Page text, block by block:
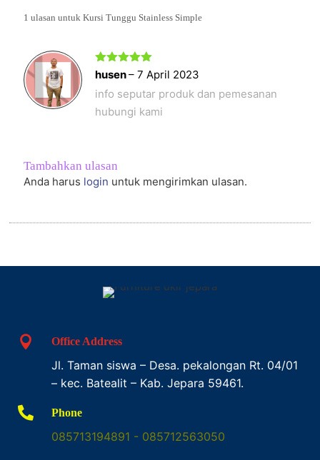
1 ulasan untukKursi Tunggu Stainless Simple
Dinilai5
dari 5
husen– 7 April 2023
info seputar produk dan pemesanan
hubungi kami
Tambahkan ulasan
Anda harus login untuk mengirimkan ulasan.
 Office Address
Jl. Taman siswa – Desa. pekalongan Rt. 04/01
– kec. Batealit – Kab. Jepara 59461.
 Phone
085713194891 - 085712563050